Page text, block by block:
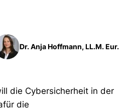
Dr. Anja Hoffmann, LL.M. Eur.
die Cybersicherheit in der
die